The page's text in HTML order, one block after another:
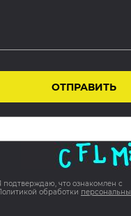
подтверждаю, что ознакомлен с
обработки